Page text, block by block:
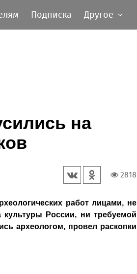
Подписка Другое
на
2818
работ лицами, не
России, ни требуемой
археологом, провел раскопки